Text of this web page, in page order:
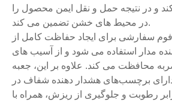
و در نتیجه حمل و نقل ایمن محصول را
در محیط های خشن تضمین می کند.
فوم سفارشی برای ایجاد حفاظت کامل از
مدار استفاده می شود و از آسیب های
محافظت می کند. علاوه بر این، جعبه
دارای برچسب‌های هشدار دهنده شفاف در
رطوبت و جلوگیری از ریزش، همراه با